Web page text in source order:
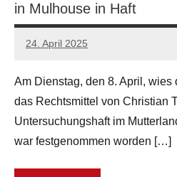
in Mulhouse in Haft
24. April 2025
network
Am Dienstag, den 8. April, wies
das Rechtsmittel von Christian
Untersuchungshaft im
war festgenommen worden […]